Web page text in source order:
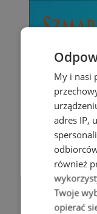
My i nasi
adres IP,
również
Twoje
opierać